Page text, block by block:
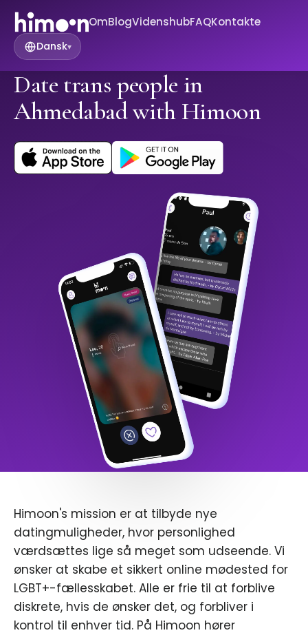
OmBlogVidenshubFAQKontakte
Dansk▾
Date trans people in
Ahmedabad with Himoon
Himoon's mission er at tilbyde nye
datingmuligheder, hvor personlighed
værdsættes lige så meget som udseende. Vi
ønsker at skabe et sikkert online mødested for
LGBT+-fællesskabet. Alle er frie til at forblive
diskrete, hvis de ønsker det, og forbliver i
kontrol til enhver tid. På Himoon hører